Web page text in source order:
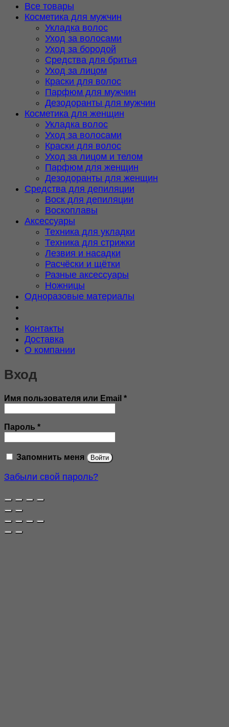
Все товары
Косметика для мужчин
Укладка волос
Уход за волосами
Уход за бородой
Средства для бритья
Уход за лицом
Краски для волос
Парфюм для мужчин
Дезодоранты для мужчин
Косметика для женщин
Укладка волос
Уход за волосами
Краски для волос
Уход за лицом и телом
Парфюм для женщин
Дезодоранты для женщин
Средства для депиляции
Воск для депиляции
Воскоплавы
Аксессуары
Техника для укладки
Техника для стрижки
Лезвия и насадки
Расчёски и щётки
Разные аксессуары
Ножницы
Одноразовые материалы
Контакты
Доставка
О компании
Вход
Имя пользователя или Email *Обязательно
Пароль *Обязательно
Запомнить меня Войти
Забыли свой пароль?